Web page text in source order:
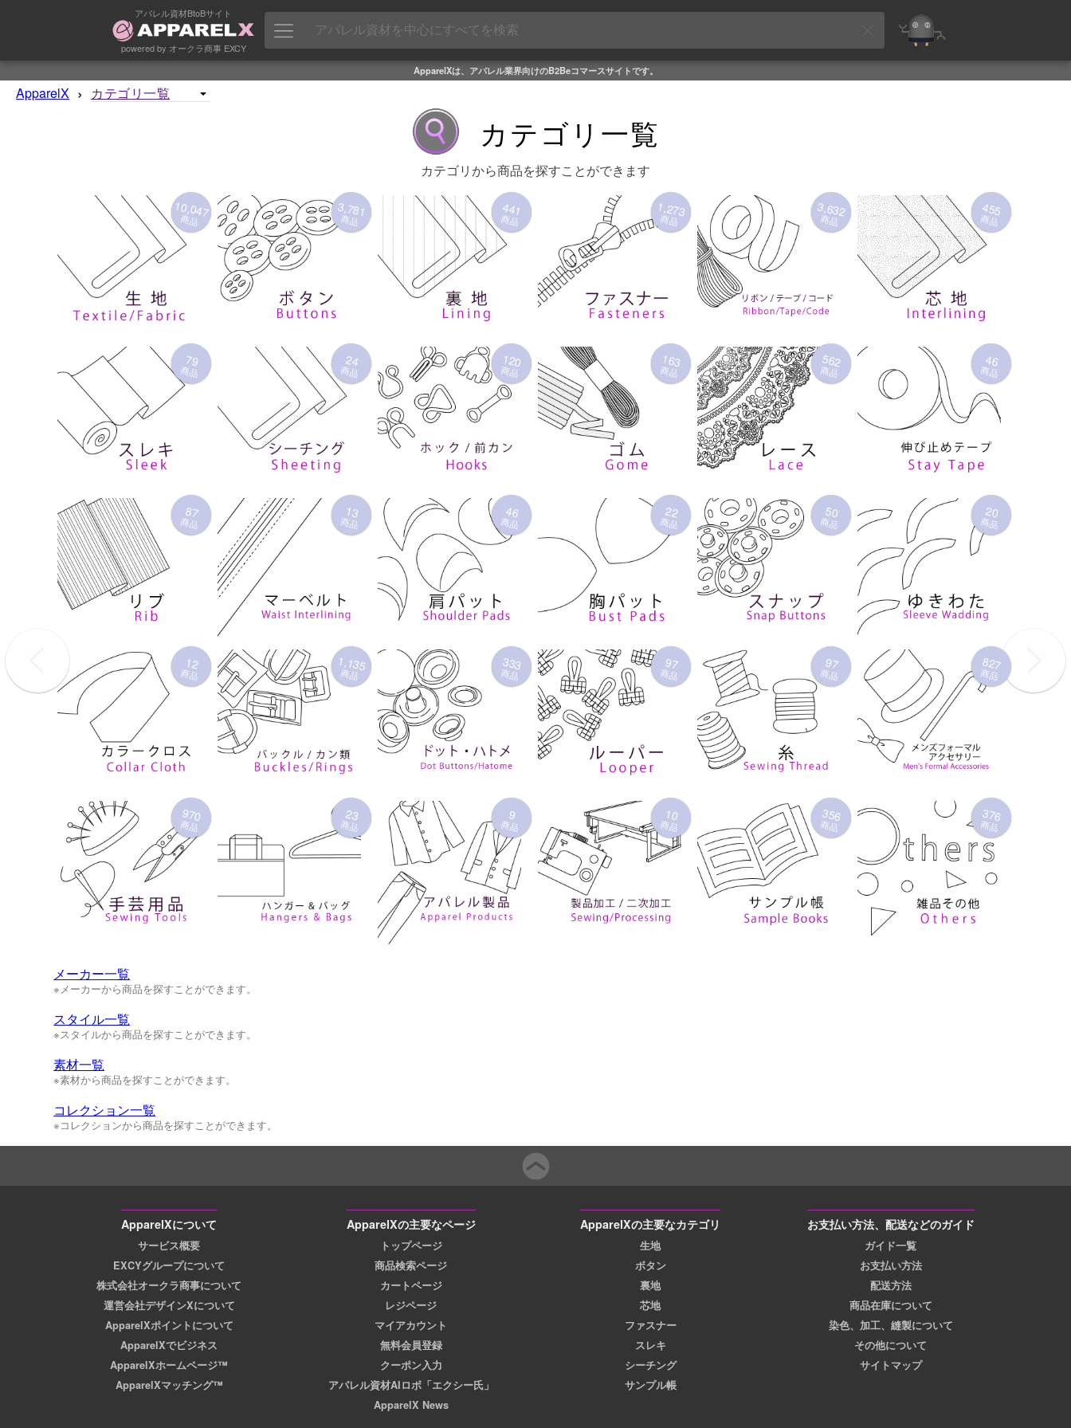
アパレル資材BtoBサイト
powered by オークラ商事 EXCY
ApparelXは、アパレル業界向けのB2Beコマースサイトです。
ApparelX ›
カテゴリ一覧
カテゴリから商品を探すことができます
10,047
商品 3,781
商品
441
商品 1,273
商品 3,632
商品
455
商品
79
商品
24
商品
120
商品
163
商品
562
商品
46
商品
87
商品
13
商品
46
商品
22
商品
50
商品
20
商品
12
商品 1,135
商品
333
商品
97
商品
97
商品
827
商品
970
商品
23
商品
9
商品
10
商品
356
商品
376
商品
メーカー一覧
※メーカーから商品を探すことができます。
スタイル一覧
※スタイルから商品を探すことができます。
素材一覧
※素材から商品を探すことができます。
コレクション一覧
※コレクションから商品を探すことができます。
ApparelXについて
サービス概要
EXCYグループについて
株式会社オークラ商事について
運営会社デザインXについて
ApparelXポイントについて
ApparelXでビジネス
ApparelXホームページ™
ApparelXマッチング™
ApparelXの主要なページ
トップページ
商品検索ページ
カートページ
レジページ
マイアカウント
無料会員登録
クーポン入力
アパレル資材AIロボ「エクシー氏」
ApparelX News
ApparelXの主要なカテゴリ
生地
ボタン
裏地
芯地
ファスナー
スレキ
シーチング
サンプル帳
お支払い方法、配送などのガイド
ガイド一覧
お支払い方法
配送方法
商品在庫について
染色、加工、縫製について
その他について
サイトマップ